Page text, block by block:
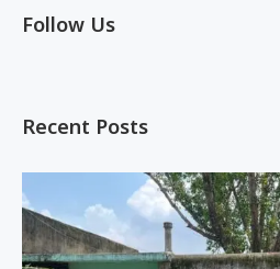
Follow Us
Recent Posts